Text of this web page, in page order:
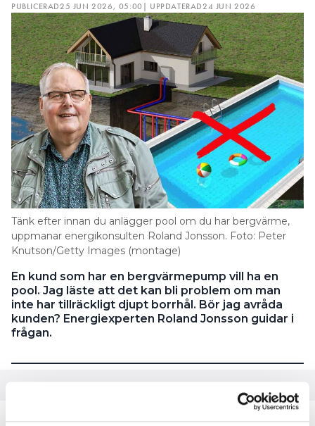
PUBLICERAD25 JUN 2026, 05:00 | UPPDATERAD24 JUN 2026
Tänk efter innan du anlägger pool om du har bergvärme,
uppmanar energikonsulten Roland Jonsson. Foto: Peter
Knutson/Getty Images (montage)
En kund som har en bergvärmepump vill ha en
pool. Jag läste att det kan bli problem om man
inte har tillräckligt djupt borrhål. Bör jag avråda
kunden? Energiexperten Roland Jonsson guidar i
frågan.
MER OM BORRHÅL